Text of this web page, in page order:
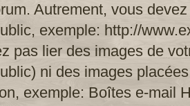
Autrement, vous
exemple: http://
pas lier des images de
ni des images
exemple: Boîtes e-mail